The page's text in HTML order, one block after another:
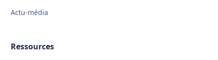
Actu-média
Ressources